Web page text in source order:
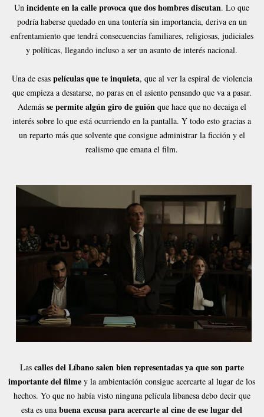
Unincidente en la calle provoca que dos hombres discutan. Lo que
podría haberse quedado en una tontería sin importancia, deriva en un
enfrentamiento que tendrá consecuencias familiares, religiosas, judiciales
y políticas, llegando incluso a ser un asunto de interés nacional.
Una de esaspelículas que te inquieta, que al ver la espiral de violencia
que empieza a desatarse, no paras en el asiento pensando que va a pasar.
Ademásse permite algún giro de guión que hace que no decaiga el
interés sobre lo que está ocurriendo en la pantalla. Y todo esto gracias a
un reparto más que solvente que consigue administrar la ficción y el
realismo que emana el film.
Las calles del Líbano salen bien representadas ya que son parte
importante del filmey la ambientación consigue acercarte al lugar de los
hechos. Yo que no había visto ninguna película libanesa debo decir que
esta es unabuena excusa para acercarte al cine de ese lugar del